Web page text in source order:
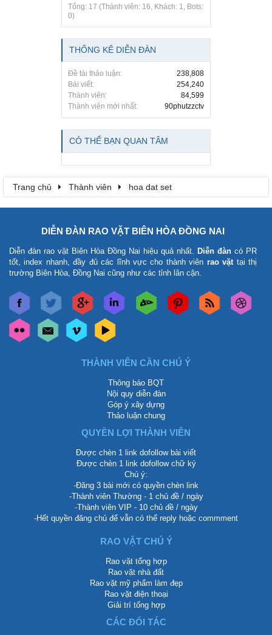
Tổng: 17 (Thành viên: 16, Khách: 1, Bots:
0)
THỐNG KÊ DIỄN ĐÀN
Đề tài thảo luận:
238,808
Bài viết:
254,240
Thành viên:
84,599
Thành viên mới nhất:
90phutzzctv
CÓ THỂ BẠN QUAN TÂM
Trang chủ Thành viên hoa dat set
DIỄN ĐÀN RAO VẶT BIÊN HÒA ĐỒNG NAI
Diễn đàn rao vặt Biên Hòa Đồng Nai hiệu quả nhất. Diễn đàn có PR
tốt, index nhanh, đầy đủ các lĩnh vực cho thành viên rao vặttại thị
trường Biên Hòa, Đồng Nai cũng như các tỉnh lân cận.
THÀNH VIÊN CẦN CHÚ Ý
Thông báo BQT
Nội quy diễn đàn
Góp ý xây dựng
Thảo luận chung
QUYỀN LỢI THÀNH VIÊN
Được chèn 1 link dofollow bài viết
Được chèn 1 link dofollow chữ ký
Chú ý:
-Đăng 3 bài mới có quyền chèn link
-Thành viên Thường - 1 chủ đề / ngày
-Thành viên VIP - 10 chủ đề / ngày
-Hết quyền đăng chủ để vẫn có thể reply hoặc commment
RAO VẶT CHÚ Ý
Rao vặt tổng hợp
Rao vặt nhà đất
Rao vặt mỹ phẩm làm đẹp
Rao vặt điện thoại
Giải trí tổng hợp
CÁC ĐỐI TÁC